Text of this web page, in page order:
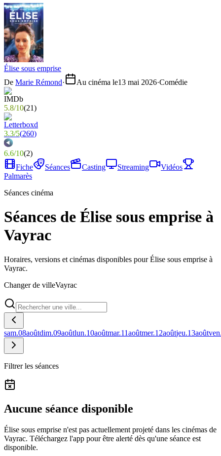
Élise sous emprise
De Marie Rémond· Au cinéma le13 mai 2026·Comédie
5.8/10(21)
3.3/5(260)
6.6/10(2)
Fiche
Séances Casting Streaming
Vidéos
Palmarès
Séances cinéma
Séances de Élise sous emprise à
Vayrac
Horaires, versions et cinémas disponibles pour Élise sous emprise à
Vayrac.
Changer de villeVayrac
sam.08aoûtdim.09aoûtlun.10aoûtmar.11aoûtmer.12aoûtjeu.13août
Filtrer les séances
Aucune séance disponible
Élise sous emprise n'est pas actuellement projeté dans les cinémas de
Vayrac. Téléchargez l'app pour être alerté dès qu'une séance est
disponible.